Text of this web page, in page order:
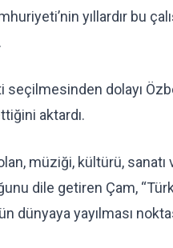
yıllardır bu
dolayı
aktardı.
müziği, kültürü,
dile getiren Çam,
dünyaya yayılması